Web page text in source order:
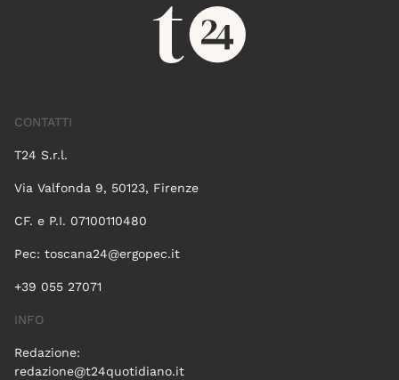
CONTATTI
T24 S.r.l.
Via Valfonda 9, 50123, Firenze
CF. e P.I. 07100110480
Pec: toscana24@ergopec.it
+39 055 27071
INFO
Redazione:
redazione@t24quotidiano.it